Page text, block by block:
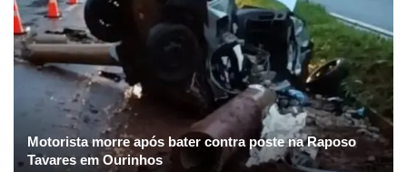
Motorista morre após bater contra poste na Raposo
Tavares em Ourinhos